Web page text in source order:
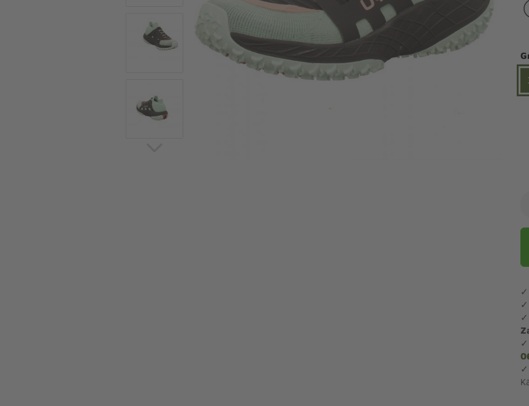
Jagdschuhe
Gummistiefel
Zwiegenähte Jagdschuhe
Pflege und Leisten -
Outdoor
Socken und Strümpfe -
Angebote Outdoorschuhe
Sandalen Komfort
Sneaker Komfort
Stiefel Komfort
Stiefeletten Komfort
Sandaletten
✓
✓
✓
✓
✓